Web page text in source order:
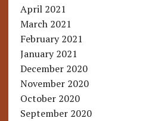
April 2021
March 2021
February 2021
January 2021
December 2020
November 2020
October 2020
September 2020